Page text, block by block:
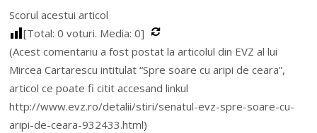
Scorul acestui articol
[Total:0 voturi. Media:0]
(Acest comentariu a fost postat la articolul din EVZ al lui
Mircea Cartarescu intitulat “Spre soare cu aripi de ceara”,
articol ce poate fi citit accesand linkul
http://www.evz.ro/detalii/stiri/senatul-evz-spre-soare-cu-
aripi-de-ceara-932433.html)